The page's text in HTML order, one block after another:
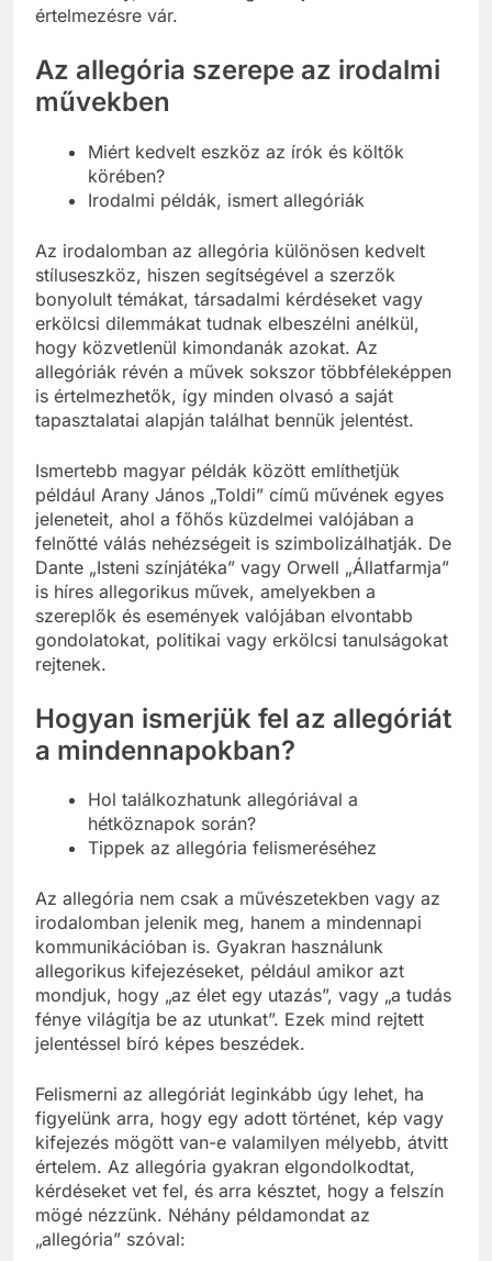
értelmezésre vár.
Az allegória szerepe az irodalmi
művekben
Miért kedvelt eszköz az írók és költők
körében?
Irodalmi példák, ismert allegóriák
Az irodalomban az allegória különösen kedvelt
stíluseszköz, hiszen segítségével a szerzők
bonyolult témákat, társadalmi kérdéseket vagy
erkölcsi dilemmákat tudnak elbeszélni anélkül,
hogy közvetlenül kimondanák azokat. Az
allegóriák révén a művek sokszor többféleképpen
is értelmezhetők, így minden olvasó a saját
tapasztalatai alapján találhat bennük jelentést.
Ismertebb magyar példák között említhetjük
például Arany János „Toldi” című művének egyes
jeleneteit, ahol a főhős küzdelmei valójában a
felnőtté válás nehézségeit is szimbolizálhatják. De
Dante „Isteni színjátéka” vagy Orwell „Állatfarmja”
is híres allegorikus művek, amelyekben a
szereplők és események valójában elvontabb
gondolatokat, politikai vagy erkölcsi tanulságokat
rejtenek.
Hogyan ismerjük fel az allegóriát
a mindennapokban?
Hol találkozhatunk allegóriával a
hétköznapok során?
Tippek az allegória felismeréséhez
Az allegória nem csak a művészetekben vagy az
irodalomban jelenik meg, hanem a mindennapi
kommunikációban is. Gyakran használunk
allegorikus kifejezéseket, például amikor azt
mondjuk, hogy „az élet egy utazás”, vagy „a tudás
fénye világítja be az utunkat”. Ezek mind rejtett
jelentéssel bíró képes beszédek.
Felismerni az allegóriát leginkább úgy lehet, ha
figyelünk arra, hogy egy adott történet, kép vagy
kifejezés mögött van-e valamilyen mélyebb, átvitt
értelem. Az allegória gyakran elgondolkodtat,
kérdéseket vet fel, és arra késztet, hogy a felszín
mögé nézzünk. Néhány példamondat az
„allegória” szóval: